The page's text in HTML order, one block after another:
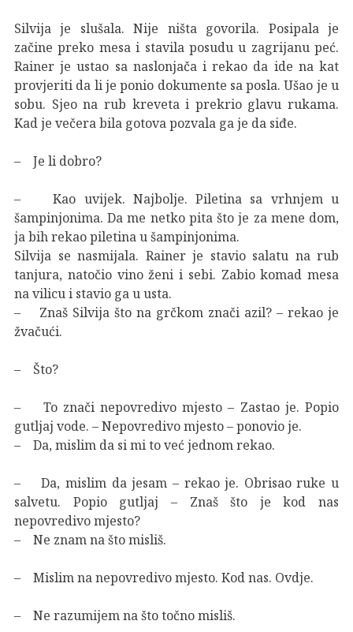
Silvija je slušala. Nije ništa govorila. Posipala je
začine preko mesa i stavila posudu u zagrijanu peć.
Rainer je ustao sa naslonjača i rekao da ide na kat
provjeriti da li je ponio dokumente sa posla. Ušao je u
sobu. Sjeo na rub kreveta i prekrio glavu rukama.
Kad je večera bila gotova pozvala ga je da siđe.
– Je li dobro?
– Kao uvijek. Najbolje. Piletina sa vrhnjem u
šampinjonima. Da me netko pita što je za mene dom,
ja bih rekao piletina u šampinjonima.
Silvija se nasmijala. Rainer je stavio salatu na rub
tanjura, natočio vino ženi i sebi. Zabio komad mesa
na vilicu i stavio ga u usta.
– Znaš Silvija što na grčkom znači azil? – rekao je
žvačući.
– Što?
– To znači nepovredivo mjesto – Zastao je. Popio
gutljaj vode. – Nepovredivo mjesto – ponovio je.
– Da, mislim da si mi to već jednom rekao.
– Da, mislim da jesam – rekao je. Obrisao ruke u
salvetu. Popio gutljaj – Znaš što je kod nas
nepovredivo mjesto?
– Ne znam na što misliš.
– Mislim na nepovredivo mjesto. Kod nas. Ovdje.
– Ne razumijem na što točno misliš.